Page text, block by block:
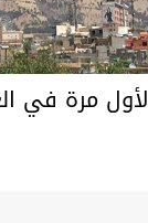
لأول مرة في
كوردستان